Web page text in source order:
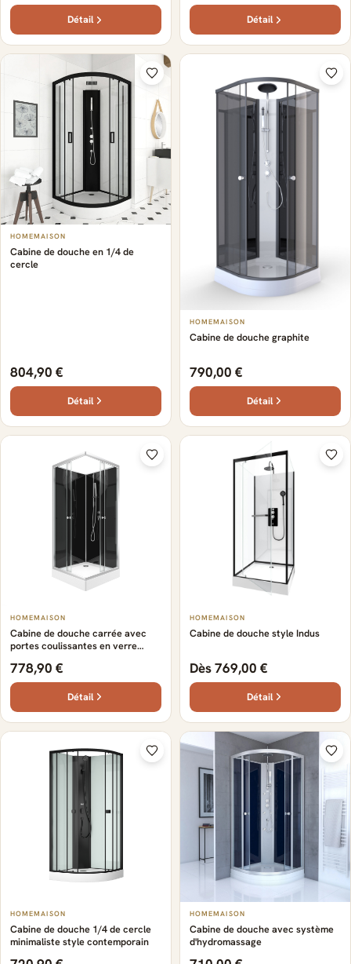
Détail Détail
HOMEMAISON
Cabine de douche en 1/4 de
cercle
804,90 €
Détail
HOMEMAISON
Cabine de douche graphite
790,00 €
Détail
HOMEMAISON
Cabine de douche carrée avec
portes coulissantes en verre
778,90 €
Détail
HOMEMAISON
Cabine de douche style Indus
Dès 769,00 €
Détail
HOMEMAISON
Cabine de douche 1/4 de cercle
minimaliste style contemporain
HOMEMAISON
Cabine de douche avec système
d'hydromassage